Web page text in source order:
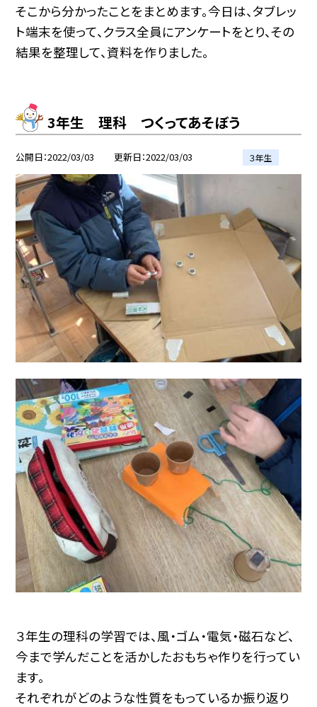
そこから分かったことをまとめます。今日は、タブレッ
ト端末を使って、クラス全員にアンケートをとり、その
結果を整理して、資料を作りました。
3年生 理科 つくってあそぼう
公開日 2022/03/03 更新日 2022/03/03 ３年生
３年生の理科の学習では、風・ゴム・電気・磁石など、
今まで学んだことを活かしたおもちゃ作りを行ってい
ます。
それぞれがどのような性質をもっているか振り返り